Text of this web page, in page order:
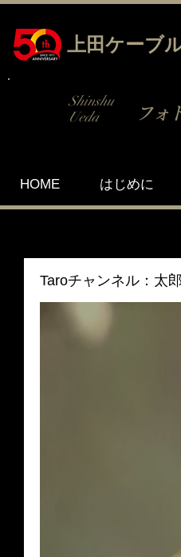
上田ケーブ
Shinshu
Ueda
フォ
HOME はじめに
Taroチャンネル：太